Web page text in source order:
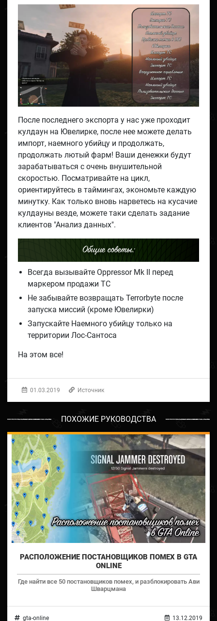
После последнего экспорта у нас уже проходит
кулдаун на Ювелирке, после нее можете делать
импорт, наемного убийцу и продолжать,
продолжать лютый фарм! Ваши денежки будут
зарабатываться с очень внушительной
скоростью. Посматривайте на цикл,
ориентируйтесь в таймингах, экономьте каждую
минутку. Как только вновь нарветесь на кусачие
кулдауны везде, можете таки сделать задание
клиентов "Анализ данных".
Общие советы:
Всегда вызывайте Oppressor Mk II перед
маркером продажи ТС
Не забывайте возвращать Terrorbyte после
запуска миссий (кроме Ювелирки)
Запускайте Наемного убийцу только на
территории Лос-Сантоса
На этом все!
01.03.2019 Источник
ПОХОЖИЕ РУКОВОДСТВА
РАСПОЛОЖЕНИЕ ПОСТАНОВЩИКОВ ПОМЕХ В GTA
ONLINE
Где найти все 50 постановщиков помех, и разблокировать Ави
Шварцмана
gta-online 13.12.2019